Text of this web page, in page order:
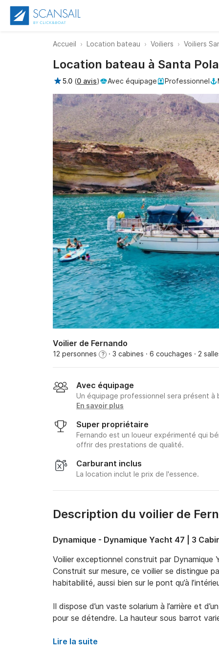
Accueil Location bateau Voiliers Voiliers
Location bateau à Santa
5.0 (0 avis) Avec équipage Professionnel
Voilier de Fernando
12 personnes ? · 3 cabines · 6 couchages · 2
Avec équipage
Un équipage professionnel sera présent à
En savoir plus
Super propriétaire
Fernando est un loueur expérimenté qui
offrir des prestations de qualité.
Carburant inclus
La location inclut le prix de l'essence.
Description du voilier de
Dynamique - Dynamique Yacht 47 | 3
Voilier exceptionnel construit par Dynamique
Construit sur mesure, ce voilier se distingue
habitabilité, aussi bien sur le pont qu’à
Il dispose d’un vaste solarium à l’arrière et
pour se détendre. La hauteur sous barrot
Lire la suite